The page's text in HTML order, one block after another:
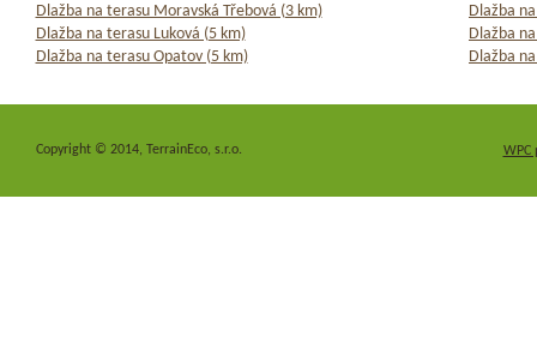
Dlažba na terasu Moravská Třebová (3 km)
Dlažba
Dlažba na terasu Luková (5 km)
Dlažba
Dlažba na terasu Opatov (5 km)
Dlažba
WPC
Copyright © 2014, TerrainEco, s.r.o.